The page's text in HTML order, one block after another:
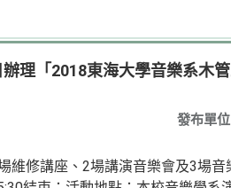
理「2018東海大學音樂系木管
發布單位
維修講座、2場講演音樂會及3場